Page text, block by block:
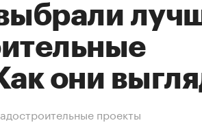
они
проекты